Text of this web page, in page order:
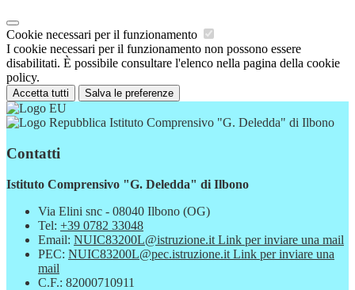
Cookie necessari per il funzionamento
I cookie necessari per il funzionamento non possono essere
disabilitati. È possibile consultare l'elenco nella pagina della cookie
policy.
Accetta tutti Salva le preferenze
Istituto Comprensivo "G. Deledda" di Ilbono
Contatti
Istituto Comprensivo "G. Deledda" di Ilbono
Via Elini snc - 08040 Ilbono (OG)
Tel: +39 0782 33048
Email: NUIC83200L@istruzione.it Link per inviare una mail
PEC: NUIC83200L@pec.istruzione.it Link per inviare una
mail
C.F.: 82000710911